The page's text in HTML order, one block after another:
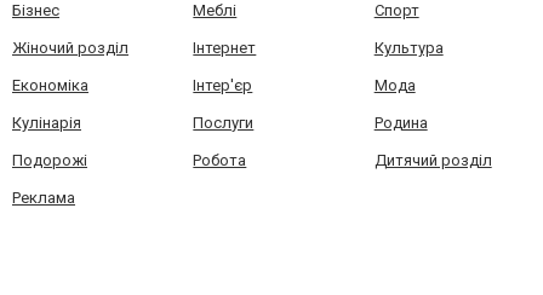
Бізнес Меблі Спорт
Жіночий розділ Інтернет Культура
Економіка Інтер'єр Мода
Кулінарія Послуги Родина
Подорожі Робота Дитячий розділ
Реклама